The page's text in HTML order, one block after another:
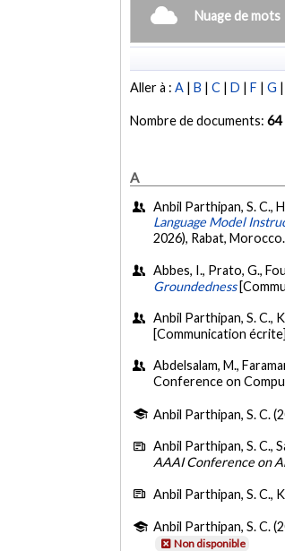
Nuage de mots
Aller à :A |B |C |D |F |G
Nombre de documents:64
A
Anbil Parthipan, S. C.,
Language Model
2026), Rabat, Morocco.
Abbes, I., Prato, G.,
Groundedness
Anbil Parthipan, S. C.,
[Communication
Abdelsalam, M.,
Conference on
Anbil Parthipan, S. C.
Anbil Parthipan, S. C.,
AAAI Conference on
Anbil Parthipan, S. C.,
Anbil Parthipan, S. C.
Non disponible